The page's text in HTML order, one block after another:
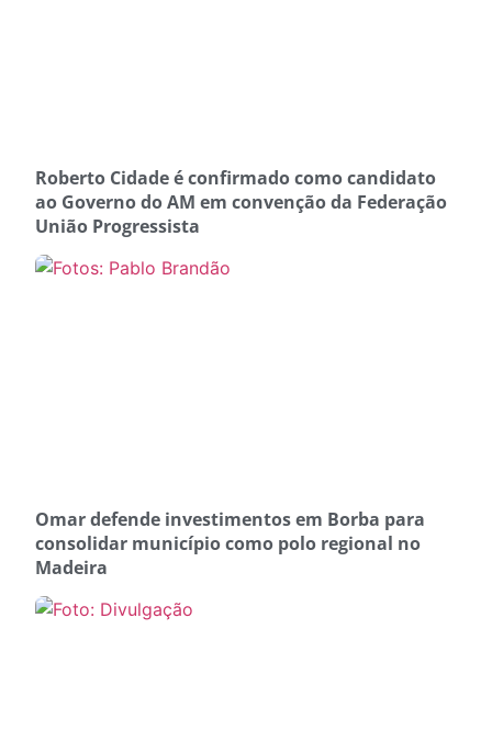
Roberto Cidade é confirmado como candidato
ao Governo do AM em convenção da Federação
União Progressista
Omar defende investimentos em Borba para
consolidar município como polo regional no
Madeira